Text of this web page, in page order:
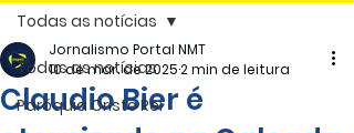
Todas as notícias
Paróquia Cristo Rei
Todas as notícias
Claudio Bier é
Jornalismo Portal NMT
10 de mar. de 20252 min de leitura